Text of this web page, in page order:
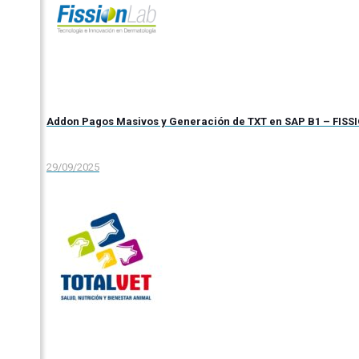
Addon Pagos Masivos y Generación de TXT en SAP B1 –
29/09/2025